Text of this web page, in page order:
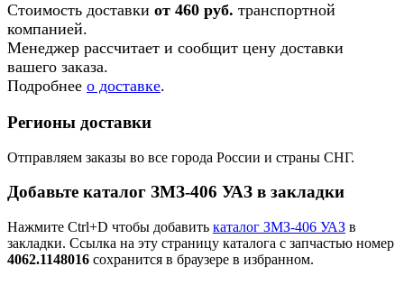
Стоимость доставки от 460 руб. транспортной
компанией.
Менеджер рассчитает и сообщит цену доставки
вашего заказа.
Подробнее о доставке.
Регионы доставки
Отправляем заказы во все города России и страны СНГ.
Добавьте каталог ЗМЗ-406 УАЗ в закладки
Нажмите Ctrl+D чтобы добавить каталог ЗМЗ-406 УАЗ в
закладки. Ссылка на эту страницу каталога с запчастью номер
4062.1148016 сохранится в браузере в избранном.